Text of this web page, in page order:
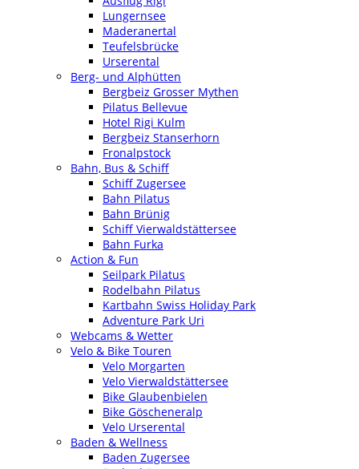
Lungernsee
Maderanertal
Teufelsbrücke
Urserental
Berg- und Alphütten
Bergbeiz Grosser Mythen
Pilatus Bellevue
Hotel Rigi Kulm
Bergbeiz Stanserhorn
Fronalpstock
Bahn, Bus & Schiff
Schiff Zugersee
Bahn Pilatus
Bahn Brünig
Schiff Vierwaldstättersee
Bahn Furka
Action & Fun
Seilpark Pilatus
Rodelbahn Pilatus
Kartbahn Swiss Holiday Park
Adventure Park Uri
Webcams & Wetter
Velo & Bike Touren
Velo Morgarten
Velo Vierwaldstättersee
Bike Glaubenbielen
Bike Göscheneralp
Velo Urserental
Baden & Wellness
Baden Zugersee